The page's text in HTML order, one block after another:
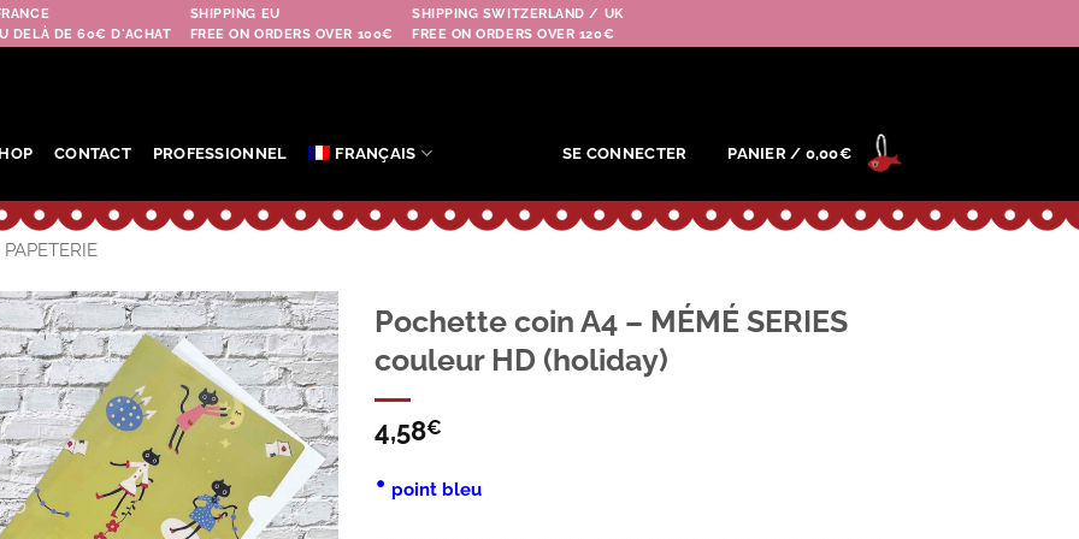
DELÀ DE 60€ D'ACHAT
SHIPPING EU
FREE ON ORDERS OVER 100€
SHIPPING SWITZERLAND / UK
FREE ON ORDERS OVER 120€
CONTACT PROFESSIONNEL FRANÇAIS SE CONNECTER PANIER / 0,00€
PAPETERIE
Ajouter
à la
wishlist
Pochette coin A4 – MÉMÉ SERIES
couleur HD (holiday)
4,58€
• point bleu